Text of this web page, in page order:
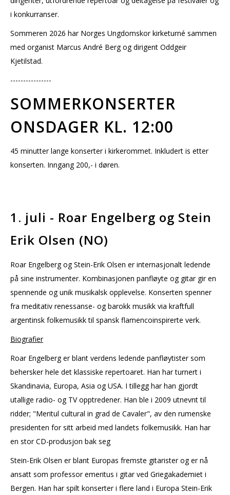
i konkurranser.
Sommeren 2026 har Norges Ungdomskor kirketurné sammen
med organist Marcus André Berg og dirigent Oddgeir
Kjetilstad.
----------------
SOMMERKONSERTER
ONSDAGER KL. 12:00
45 minutter lange konserter i kirkerommet. Inkludert is etter
konserten. Inngang 200,- i døren.
1. juli - Roar Engelberg og Stein
Erik Olsen (NO)
Roar Engelberg og Stein-Erik Olsen er internasjonalt ledende
på sine instrumenter. Kombinasjonen panfløyte og gitar gir en
spennende og unik musikalsk opplevelse. Konserten spenner
fra meditativ renessanse- og barokk musikk via kraftfull
argentinsk folkemusikk til spansk flamencoinspirerte verk.
Biografier
Roar Engelberg er blant verdens ledende panfløytister som
behersker hele det klassiske repertoaret. Han har turnert i
Skandinavia, Europa, Asia og USA. I tillegg har han gjordt
utallige radio- og TV opptredener. Han ble i 2009 utnevnt til
ridder; "Meritul cultural in grad de Cavaler", av den rumenske
presidenten for sitt arbeid med landets folkemusikk. Han har
en stor CD-produsjon bak seg
Stein-Erik Olsen er blant Europas fremste gitarister og er nå
ansatt som professor emeritus i gitar ved Griegakademiet i
Bergen. Han har spilt konserter i flere land i Europa Stein-Erik